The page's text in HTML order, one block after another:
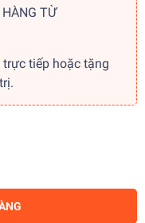
TỪ
tiếp hoặc tặng